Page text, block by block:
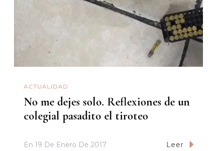
ACTUALIDAD
No me dejes solo. Reflexiones de un
colegial pasadito el tiroteo
En 19 De Enero De 2017 Leer